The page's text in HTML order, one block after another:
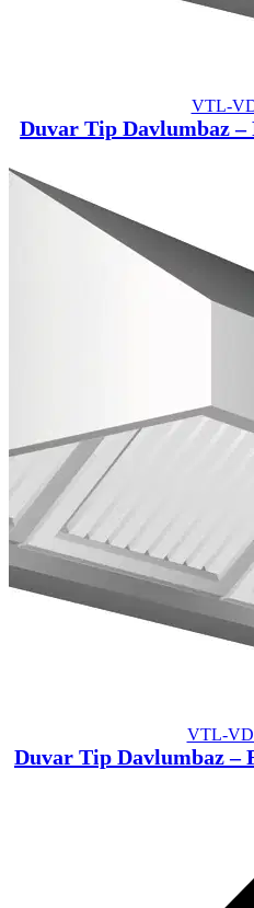
VTL-
Duvar Tip Davlumbaz
VTL-
Duvar Tip Davlumbaz –